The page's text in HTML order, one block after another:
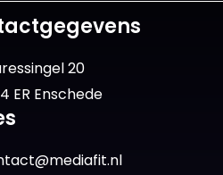
20
ER Enschede